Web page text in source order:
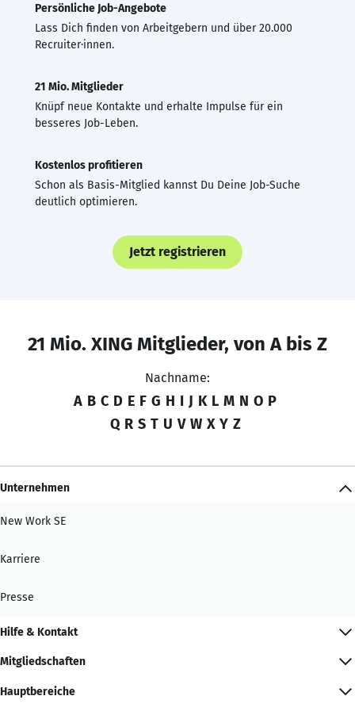
Persönliche Job-Angebote
Lass Dich finden von Arbeitgebern und über 20.000
Recruiter·innen.
21 Mio. Mitglieder
Knüpf neue Kontakte und erhalte Impulse für ein
besseres Job-Leben.
Kostenlos profitieren
Schon als Basis-Mitglied kannst Du Deine Job-Suche
deutlich optimieren.
Jetzt registrieren
21 Mio. XING Mitglieder, von A bis Z
Nachname:
A B C D E F G H I J K L M N O P
Q R S T U V W X Y Z
Unternehmen
New Work SE
Karriere
Presse
Hilfe & Kontakt
Mitgliedschaften
Hauptbereiche